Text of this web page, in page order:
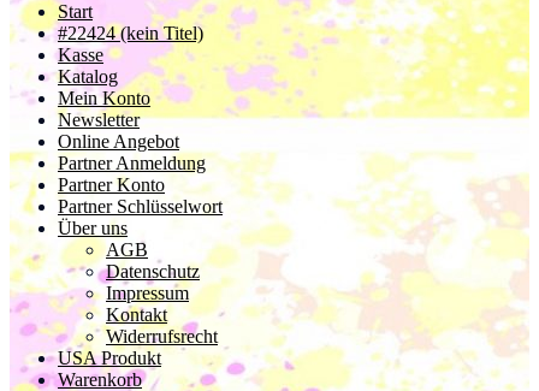
Start
#22424 (kein Titel)
Kasse
Katalog
Mein Konto
Newsletter
Online Angebot
Partner Anmeldung
Partner Konto
Partner Schlüsselwort
Über uns
AGB
Datenschutz
Impressum
Kontakt
Widerrufsrecht
USA Produkt
Warenkorb